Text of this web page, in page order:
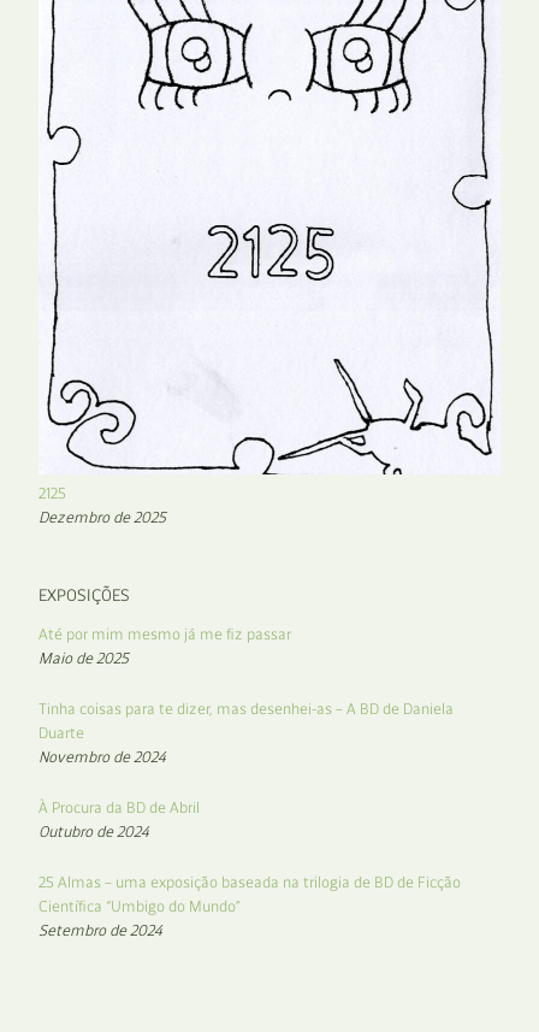
2125
Dezembro de 2025
EXPOSIÇÕES
Até por mim mesmo já me fiz passar
Maio de 2025
Tinha coisas para te dizer, mas desenhei-as – A BD de Daniela
Duarte
Novembro de 2024
À Procura da BD de Abril
Outubro de 2024
25 Almas – uma exposição baseada na trilogia de BD de Ficção
Científica “Umbigo do Mundo”
Setembro de 2024